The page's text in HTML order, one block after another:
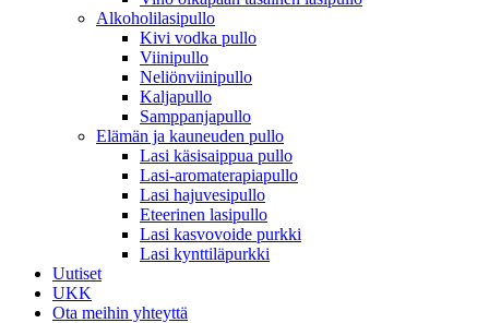
Alkoholilasipullo
Kivi vodka pullo
Viinipullo
Neliönviinipullo
Kaljapullo
Samppanjapullo
Elämän ja kauneuden pullo
Lasi käsisaippua pullo
Lasi-aromaterapiapullo
Lasi hajuvesipullo
Eteerinen lasipullo
Lasi kasvovoide purkki
Lasi kynttiläpurkki
Uutiset
UKK
Ota meihin yhteyttä